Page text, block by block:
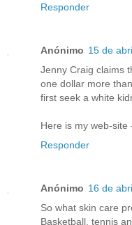
Responder
Anónimo 15 de
Jenny Craig claims
one dollar more
first seek a white
Here is my web-site
Responder
Anónimo 16 de
So what skin care
Basketball, tennis